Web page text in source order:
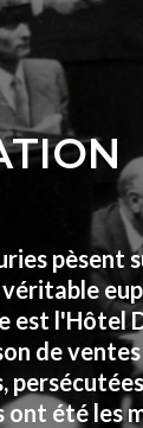
pèsent
est l'Hôtel
de
ont été les